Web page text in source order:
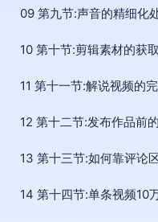
09 第九节:声音的精细化
10 第十节:剪辑素材的获
11 第十一节:解说视频的
12 第十二节:发布作品前
13 第十三节:如何靠评论
14 第十四节:单条视频10